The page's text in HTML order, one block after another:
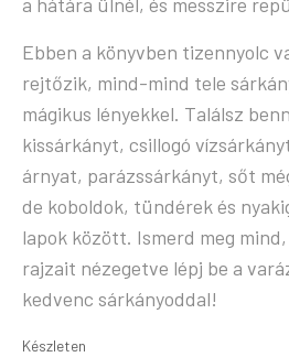
Ebben a könyvben tizennyolc
rejtőzik, mind-mind tele
mágikus lényekkel. Találsz
kissárkányt, csillogó
árnyat, parázssárkányt, sőt
de koboldok, tündérek és
lapok között. Ismerd meg
rajzait nézegetve lépj be a
kedvenc sárkányoddal!
Készleten